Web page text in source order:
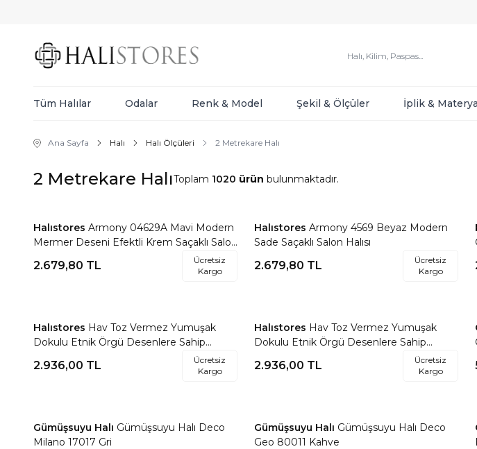
Tüm Halılar Odalar Renk & Model Şekil & Ölçüler İplik &
Ana Sayfa Halı Halı Ölçüleri 2 Metrekare Halı
2 Metrekare HalıToplam 1020 ürün bulunmaktadır.
Favorilere Ekle
Halıstores Armony 04629A Mavi Modern
Mermer Deseni Efektli Krem Saçaklı Salon
2.679,80 TL
Ücretsiz
Kargo
Favorilere Ekle
Halıstores Armony 4569 Beyaz Modern
Sade Saçaklı Salon Halısı
2.679,80 TL
Ücretsiz
Kargo
Favorilere Ekle
Halıstores Hav Toz Vermez Yumuşak
Dokulu Etnik Örgü Desenlere Sahip
Modern Renkli İskandinav Halı Trz 03
2.936,00 TL
Ücretsiz
Kargo
Favorilere Ekle
Halıstores Hav Toz Vermez Yumuşak
Dokulu Etnik Örgü Desenlere Sahip
Modern Renkli İskandinav Halı Trz 01
2.936,00 TL
Ücretsiz
Kargo
Favorilere Ekle
Gümüşsuyu Halı Gümüşsuyu Halı Deco
Milano 17017 Gri
Favorilere Ekle
Gümüşsuyu Halı Gümüşsuyu Halı Deco
Geo 80011 Kahve